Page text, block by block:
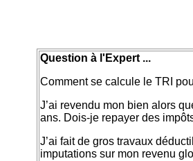
Question à l'Expert ...
Comment se calcule le TRI
J’ai revendu mon bien alors
ans. Dois-je repayer des
J’ai fait de gros travaux
imputations sur mon revenu